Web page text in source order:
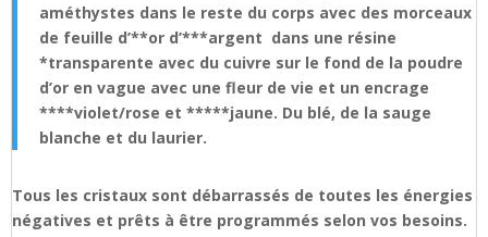
améthystes dans le reste du corps avec des morceaux
de feuille d’**or d’***argent dans une résine
*transparente avec du cuivre sur le fond de la poudre
d’or en vague avec une fleur de vie et un encrage
****violet/rose et *****jaune. Du blé, de la sauge
blanche et du laurier.
Tous les cristaux sont débarrassés de toutes les énergies
négatives et prêts à être programmés selon vos besoins.